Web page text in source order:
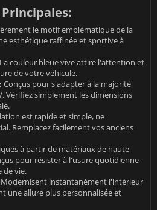
le motif emblématique de la
esthétique raffinée et sportive à
La couleur bleue vive attire l'attention et
de votre véhicule.
Conçus pour s'adapter à la majorité
Vérifiez simplement les dimensions
est rapide et simple, ne
Remplacez facilement vos anciens
à partir de matériaux de haute
pour résister à l'usure quotidienne
de vie.
Modernisent instantanément l'intérieur
une allure plus personnalisée et